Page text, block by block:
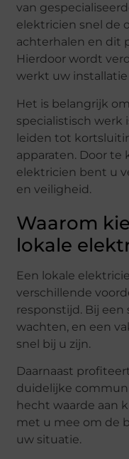
van
elektricien snel de
achterhalen en dit
Hierdoor wordt
werkt uw
Het is belangrijk
specialistisch werk
leiden tot
apparaten. Door te
elektricien bent u
en veiligheid.
Waarom
lokale
Een lokale
verschillende
responstijd. Bij
wachten, en een
snel bij u zijn.
Daarnaast
duidelijke
hecht waarde aan
met u mee om de
uw situatie.